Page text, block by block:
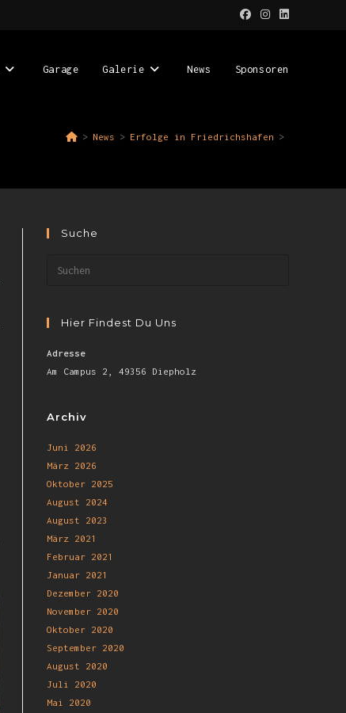
Garage Galerie News Sponsoren
> News > Erfolge in Friedrichshafen >
Suche
Hier Findest Du Uns
Adresse
Am Campus 2, 49356 Diepholz
Archiv
Juni 2026
März 2026
Oktober 2025
August 2024
August 2023
März 2021
Februar 2021
Januar 2021
Dezember 2020
November 2020
Oktober 2020
September 2020
August 2020
Juli 2020
Mai 2020